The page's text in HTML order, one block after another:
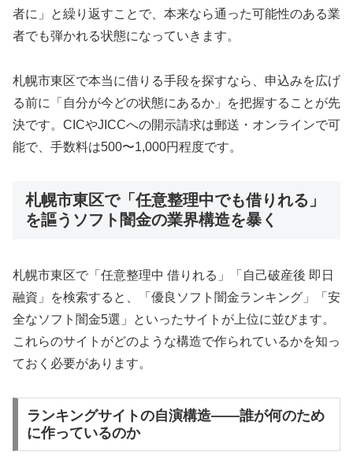
者に」と繰り返すことで、本来なら通った可能性のある業
者でも弾かれる状態になっていきます。
札幌市東区で本当に借りる手段を探すなら、申込みを広げ
る前に「自分が今どの状態にあるか」を把握することが先
決です。CICやJICCへの開示請求は郵送・オンラインで可
能で、手数料は500〜1,000円程度です。
札幌市東区で「任意整理中でも借りれる」
を謳うソフト闇金の業界構造を暴く
札幌市東区で「任意整理中 借りれる」「自己破産後 即日
融資」を検索すると、「優良ソフト闇金ランキング」「安
全なソフト闇金5選」といったサイトが上位に並びます。
これらのサイトがどのような構造で作られているかを知っ
ておく必要があります。
ランキングサイトの自演構造——誰が何のため
に作っているのか